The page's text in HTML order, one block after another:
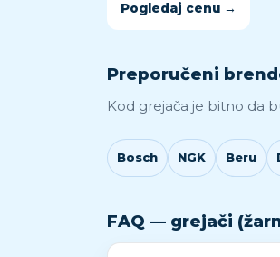
Pogledaj cenu →
Preporučeni
Kod grejača je bitno da
Bosch NGK Beru
FAQ — grejači